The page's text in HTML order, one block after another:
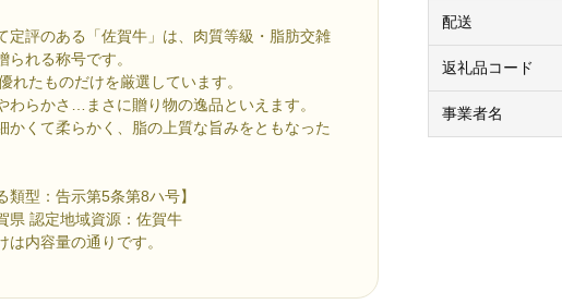
定評のある「佐賀牛」は、肉質等級・脂肪交雑
られる称号です。
れたものだけを厳選しています。
わらかさ…まさに贈り物の逸品といえます。
かくて柔らかく、脂の上質な旨みをともなった
類型：告示第5条第8ハ号】
県 認定地域資源：佐賀牛
内容量の通りです。
配送
返礼品コード
事業者名